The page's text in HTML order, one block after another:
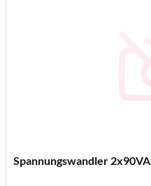
Spannungswandler 2x90VA